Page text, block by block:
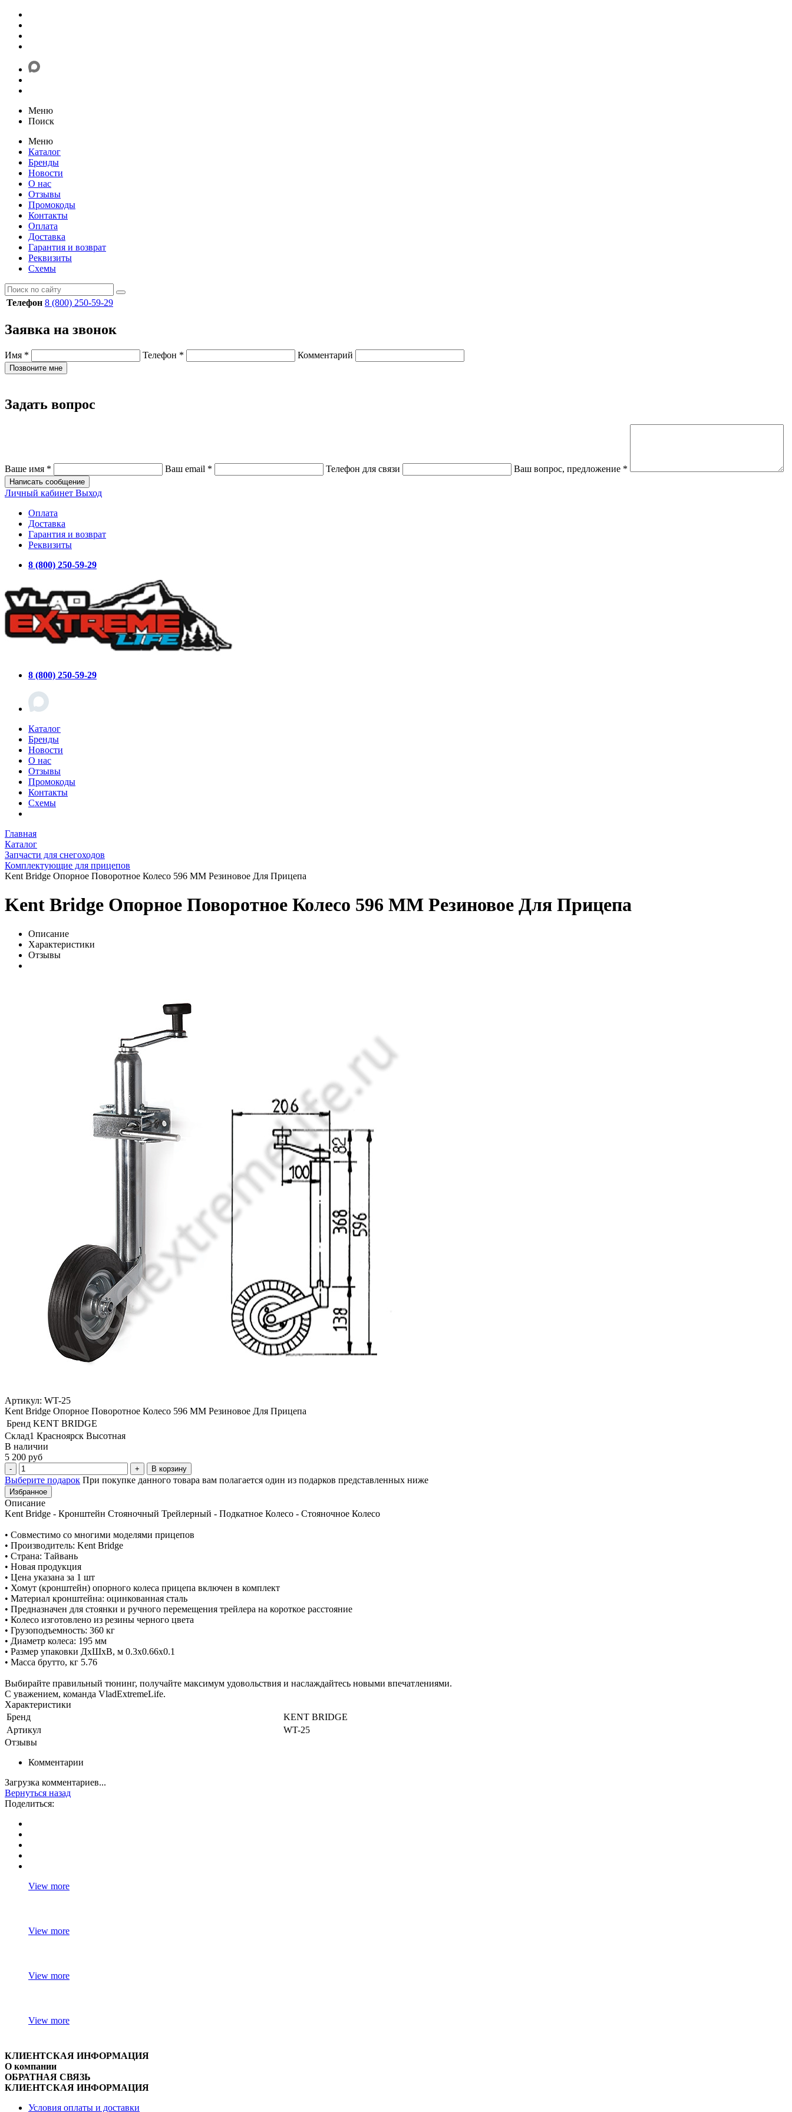
Меню
Поиск
Меню
Каталог
Бренды
Новости
О нас
Отзывы
Промокоды
Контакты
Оплата
Доставка
Гарантия и возврат
Реквизиты
Схемы
Телефон 8 (800) 250-59-29
Заявка на звонок
Имя * Телефон * Комментарий
Позвоните мне
Задать вопрос
Ваше имя * Ваш email * Телефон для связи Ваш вопрос, предложение *
Написать сообщение
Личный кабинет Выход
Оплата
Доставка
Гарантия и возврат
Реквизиты
8 (800) 250-59-29
8 (800) 250-59-29
Каталог
Бренды
Новости
О нас
Отзывы
Промокоды
Контакты
Схемы
Главная
Каталог
Запчасти для снегоходов
Комплектующие для прицепов
Kent Bridge Опорное Поворотное Колесо 596 ММ Резиновое Для Прицепа
Kent Bridge Опорное Поворотное Колесо 596 ММ Резиновое Для Прицепа
Описание
Характеристики
Отзывы
Артикул: WT-25
Kent Bridge Опорное Поворотное Колесо 596 ММ Резиновое Для Прицепа
Бренд KENT BRIDGE
Склад1 Красноярск Высотная
В наличии
5 200 руб
В корзину
Выберите подарок При покупке данного товара вам полагается один из подарков представленных ниже
Избранное
Описание
Kent Bridge - Кронштейн Стояночный Трейлерный - Подкатное Колесо - Стояночное Колесо
• Совместимо со многими моделями прицепов
• Производитель: Kent Bridge
• Страна: Тайвань
• Новая продукция
• Цена указана за 1 шт
• Хомут (кронштейн) опорного колеса прицепа включен в комплект
• Материал кронштейна: оцинкованная сталь
• Предназначен для стоянки и ручного перемещения трейлера на короткое расстояние
• Колесо изготовлено из резины черного цвета
• Грузоподъемность: 360 кг
• Диаметр колеса: 195 мм
• Размер упаковки ДхШхВ, м 0.3x0.66x0.1
• Масса брутто, кг 5.76
Выбирайте правильный тюнинг, получайте максимум удовольствия и наслаждайтесь новыми впечатлениями.
С уважением, команда VladExtremeLife.
Характеристики
Бренд
KENT BRIDGE
Артикул
WT-25
Отзывы
Комментарии
Загрузка комментариев...
Вернуться назад
Поделиться:
View more
View more
View more
View more
КЛИЕНТСКАЯ ИНФОРМАЦИЯ
О компании
ОБРАТНАЯ СВЯЗЬ
КЛИЕНТСКАЯ ИНФОРМАЦИЯ
Условия оплаты и доставки